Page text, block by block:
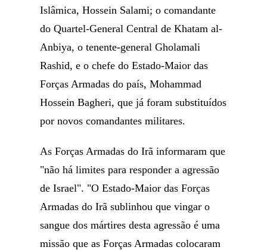
Islâmica, Hossein Salami; o comandante
do Quartel-General Central de Khatam al-
Anbiya, o tenente-general Gholamali
Rashid, e o chefe do Estado-Maior das
Forças Armadas do país, Mohammad
Hossein Bagheri, que já foram substituídos
por novos comandantes militares.
As Forças Armadas do Irã informaram que
"não há limites para responder a agressão
de Israel". "O Estado-Maior das Forças
Armadas do Irã sublinhou que vingar o
sangue dos mártires desta agressão é uma
missão que as Forças Armadas colocaram